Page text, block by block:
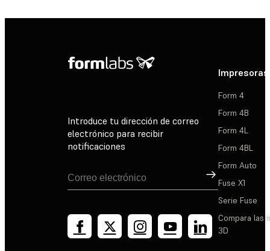
Introduce tu dirección de correo
electrónico para recibir
notificaciones
Suscribirse
Impresoras
Form 4
Form 4B
Form 4L
Form 4BL
Form Auto
Fuse X1
Serie Fuse
Compara las
3D